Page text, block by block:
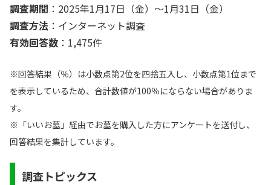
調査期間 ：2025年1月17日（金）～1月31日（金）
調査方法 ：インターネット調査
有効回答数 ：1,475件
※回答結果（％）は小数点第2位を四捨五入し、小数点第1位まで
を表示しているため、合計数値が100％にならない場合がありま
す。
※「いいお墓」経由でお墓を購入した方にアンケートを送付し、
回答結果を集計しています。
調査トピックス